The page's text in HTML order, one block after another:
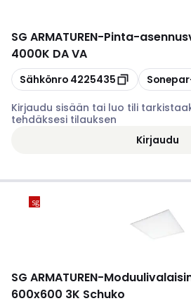
SG ARMATUREN-Pinta-
4000K DA VA
Kopioi
Sähkönro 4225435 Kopioi
Kirjaudu sisään tai luo tili
tehdäksesi tilauksen
Kirjaudu
SG ARMATUREN-Moduulivalaisin
600x600 3K Schuko